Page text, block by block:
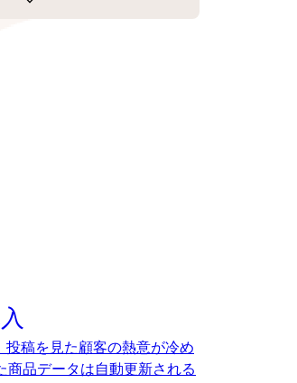
投稿を見た顧客の熱意が冷め
商品データは自動更新される